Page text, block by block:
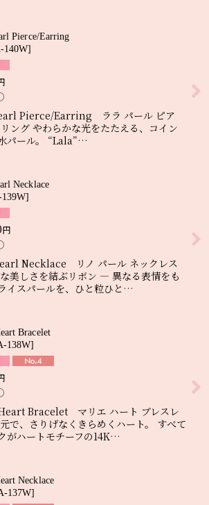
Pierce/Earring
140W]
Pierce/Earring ララ パール ピア
ング やわらかな光をたたえる、コイン
パール。 “Lala”…
Necklace
]
円
Necklace リノ パール ネックレス
美しさを結ぶリボン ― 異なる表情をも
イスパールを、ひと粒ひと…
Bracelet
138W]
Bracelet マリエ ハート ブレスレ
で、さりげなくきらめくハート。 すべて
がハートモチーフの14K…
Necklace
137W]